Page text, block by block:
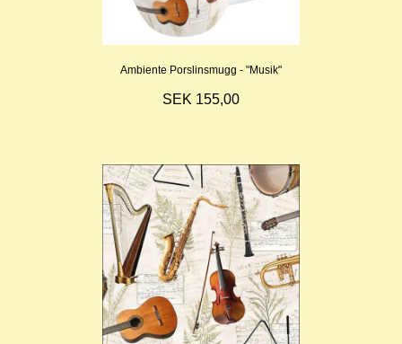
Ambiente Porslinsmugg - "Musik"
SEK 155,00